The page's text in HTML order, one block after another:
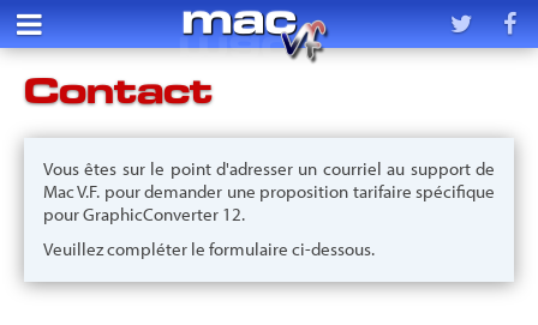
Contact
Vous êtes sur le point d'adresser un courriel au support de
Mac V.F. pour demander une proposition tarifaire spécifique
pour GraphicConverter 12.
Veuillez compléter le formulaire ci-dessous.